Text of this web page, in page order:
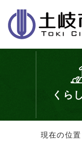
くら
現在の位